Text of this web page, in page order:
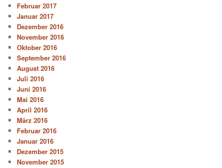
Februar 2017
Januar 2017
Dezember 2016
November 2016
Oktober 2016
September 2016
August 2016
Juli 2016
Juni 2016
Mai 2016
April 2016
März 2016
Februar 2016
Januar 2016
Dezember 2015
November 2015